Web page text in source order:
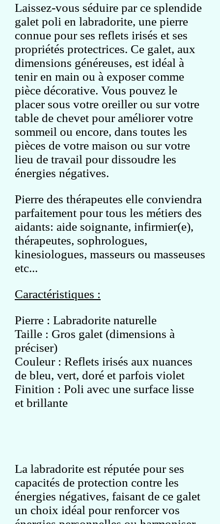
Laissez-vous séduire par ce splendide
galet poli en labradorite, une pierre
connue pour ses reflets irisés et ses
propriétés protectrices. Ce galet, aux
dimensions généreuses, est idéal à
tenir en main ou à exposer comme
pièce décorative. Vous pouvez le
placer sous votre oreiller ou sur votre
table de chevet pour améliorer votre
sommeil ou encore, dans toutes les
pièces de votre maison ou sur votre
lieu de travail pour dissoudre les
énergies négatives.
Pierre des thérapeutes elle conviendra
parfaitement pour tous les métiers des
aidants: aide soignante, infirmier(e),
thérapeutes, sophrologues,
kinesiologues, masseurs ou masseuses
etc...
Caractéristiques :
Pierre : Labradorite naturelle
Taille : Gros galet (dimensions à
préciser)
Couleur : Reflets irisés aux nuances
de bleu, vert, doré et parfois violet
Finition : Poli avec une surface lisse
et brillante
La labradorite est réputée pour ses
capacités de protection contre les
énergies négatives, faisant de ce galet
un choix idéal pour renforcer vos